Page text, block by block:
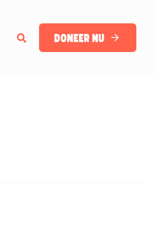
Zoeken Doneer nu